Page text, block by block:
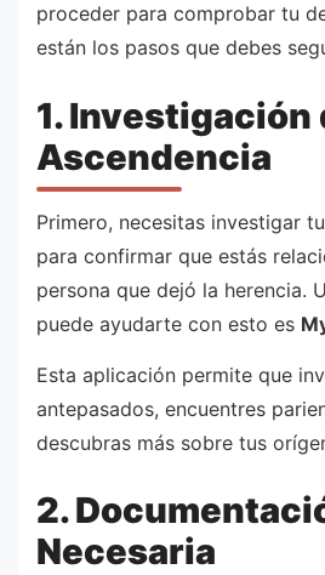
proceder para comprobar tu
están los pasos que debes
1. Investigación
Ascendencia
Primero, necesitas investigar
para confirmar que estás
persona que dejó la herencia.
puede ayudarte con esto es
Esta aplicación permite que
antepasados, encuentres
descubras más sobre tus
2.
Necesaria